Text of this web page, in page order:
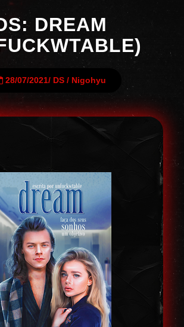
DREAM
28/07/2021/ DS/ Nigohyu